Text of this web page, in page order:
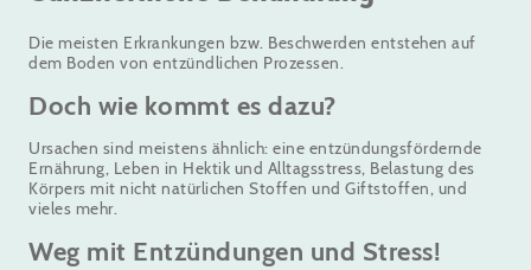
Die meisten Erkrankungen bzw. Beschwerden entstehen auf
dem Boden von entzündlichen Prozessen.
Doch wie kommt es dazu?
Ursachen sind meistens ähnlich: eine entzündungsfördernde
Ernährung, Leben in Hektik und Alltagsstress, Belastung des
Körpers mit nicht natürlichen Stoffen und Giftstoffen, und
vieles mehr.
Weg mit Entzündungen und Stress!